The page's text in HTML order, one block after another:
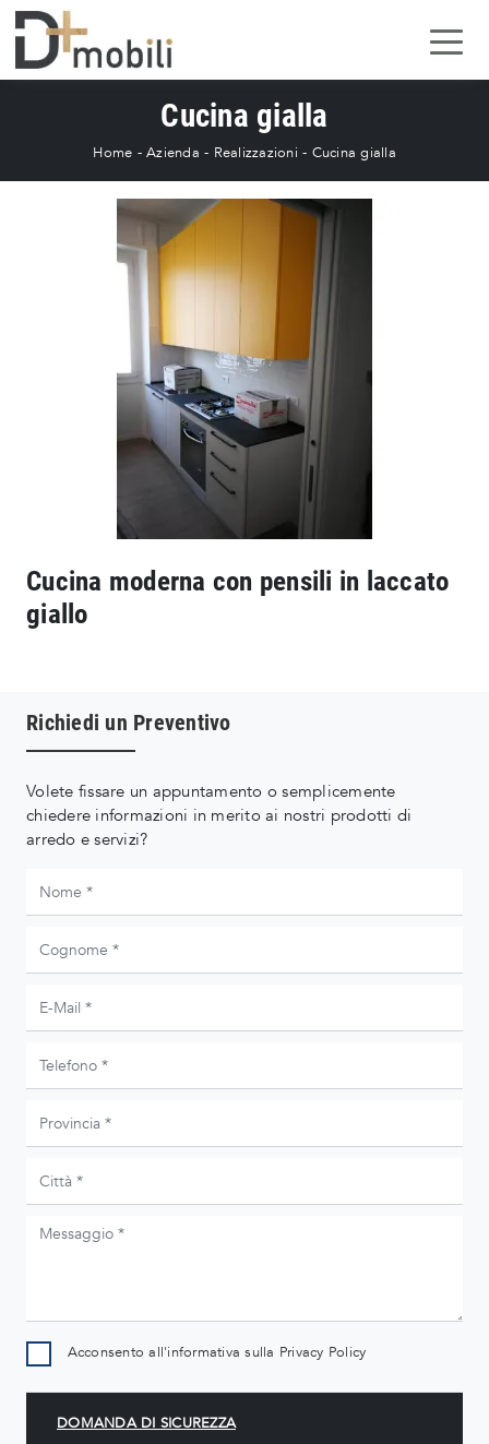
Cucina gialla
Home - Azienda - Realizzazioni - Cucina gialla
Cucina moderna con pensili in laccato
giallo
Richiedi un Preventivo
Volete fissare un appuntamento o semplicemente
chiedere informazioni in merito ai nostri prodotti di
arredo e servizi?
Acconsento all'informativa sulla Privacy Policy
DOMANDA DI SICUREZZA